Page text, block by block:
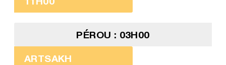
PÉROU : 03H00
ARTSAKH